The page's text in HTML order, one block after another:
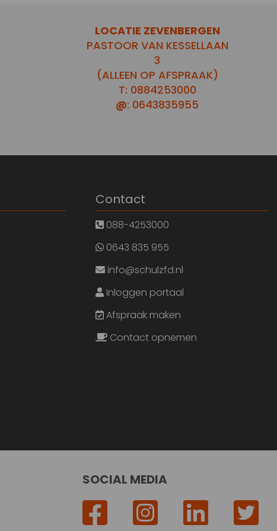
LOCATIE ZEVENBERGEN
PASTOOR VAN KESSELLAAN
3
(ALLEEN OP AFSPRAAK)
T: 0884253000
@: 0643835955
Contact
088-4253000
0643 835 955
info@schulzfd.nl
Inloggen portaal
Afspraak maken
Contact opnemen
SOCIAL MEDIA